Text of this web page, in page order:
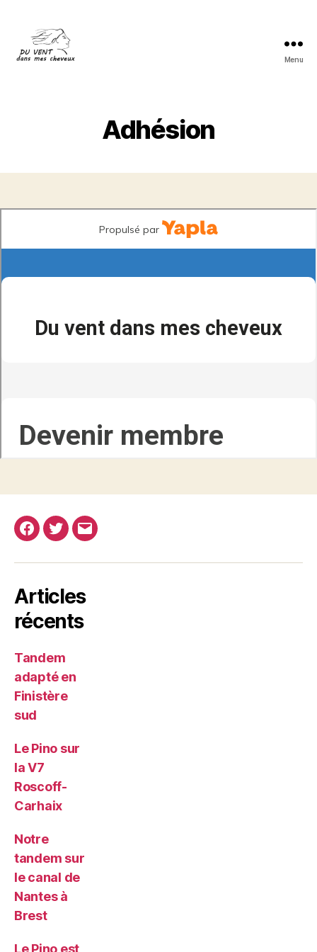
Menu
Adhésion
Facebook
Twitter
E-
Articles
récents
Tandem
adapté en
Finistère
sud
Le Pino sur
la V7
Roscoff-
Carhaix
Notre
tandem sur
le canal de
Nantes à
Brest
Le Pino est